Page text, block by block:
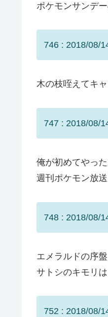
ポケモンサンデ
746 : 2018/08/
木の枝咥えてキ
747 : 2018/08/
俺が初めてやっ
週刊ポケモン放
748 : 2018/08/
エメラルドの序
サトシのキモリ
752 : 2018/08/